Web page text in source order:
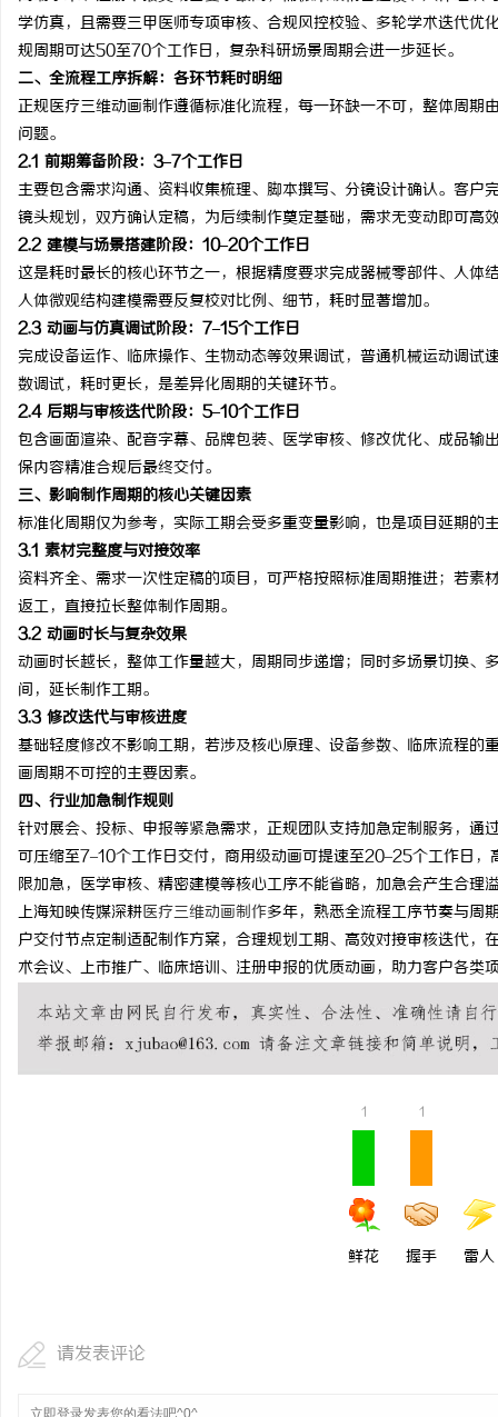
学仿真，且需要三甲医师专项审核、合规风控校验、多轮学术迭代优
规周期可达50至70个工作日，复杂科研场景周期会进一步延长。
二、全流程工序拆解：各环节耗时明细
正规医疗三维动画制作遵循标准化流程，每一环缺一不可，整体周
问题。
2.1 前期筹备阶段：3–7个工作日
主要包含需求沟通、资料收集梳理、脚本撰写、分镜设计确认。客
镜头规划，双方确认定稿，为后续制作奠定基础，需求无变动即可高
2.2 建模与场景搭建阶段：10–20个工作日
这是耗时最长的核心环节之一，根据精度要求完成器械零部件、人
人体微观结构建模需要反复校对比例、细节，耗时显著增加。
2.3 动画与仿真调试阶段：7–15个工作日
完成设备运作、临床操作、生物动态等效果调试，普通机械运动调
数调试，耗时更长，是差异化周期的关键环节。
2.4 后期与审核迭代阶段：5–10个工作日
包含画面渲染、配音字幕、品牌包装、医学审核、修改优化、成品
保内容精准合规后最终交付。
三、影响制作周期的核心关键因素
标准化周期仅为参考，实际工期会受多重变量影响，也是项目延期的
3.1 素材完整度与对接效率
资料齐全、需求一次性定稿的项目，可严格按照标准周期推进；若
返工，直接拉长整体制作周期。
3.2 动画时长与复杂效果
动画时长越长，整体工作量越大，周期同步递增；同时多场景切换
间，延长制作工期。
3.3 修改迭代与审核进度
基础轻度修改不影响工期，若涉及核心原理、设备参数、临床流程
画周期不可控的主要因素。
四、行业加急制作规则
针对展会、投标、申报等紧急需求，正规团队支持加急定制服务，
可压缩至7–10个工作日交付，商用级动画可提速至20–25个工作日
限加急，医学审核、精密建模等核心工序不能省略，加急会产生合理
上海知映传媒深耕医疗三维动画制作多年，熟悉全流程工序节奏与周
户交付节点定制适配制作方案，合理规划工期、高效对接审核迭代
术会议、上市推广、临床培训、注册申报的优质动画，助力客户各类
1
鲜花
1
握手 雷人
请发表评论
华视影视：引领华语影